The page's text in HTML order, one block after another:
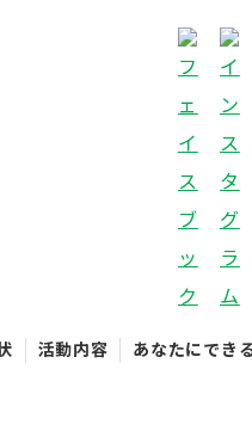
活動内容 あなたにでき